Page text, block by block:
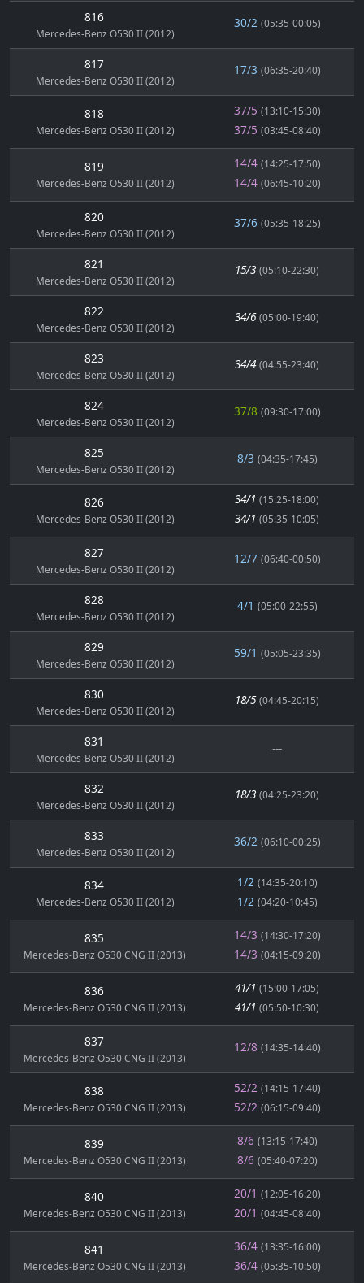
816
Mercedes-Benz O530 II (2012)
30/2 (05:35-00:05)
817
Mercedes-Benz O530 II (2012)
17/3 (06:35-20:40)
818
Mercedes-Benz O530 II (2012)
37/5 (13:10-15:30)
37/5 (03:45-08:40)
819
Mercedes-Benz O530 II (2012)
14/4 (14:25-17:50)
14/4 (06:45-10:20)
820
Mercedes-Benz O530 II (2012)
37/6 (05:35-18:25)
821
Mercedes-Benz O530 II (2012)
15/3 (05:10-22:30)
822
Mercedes-Benz O530 II (2012)
34/6 (05:00-19:40)
823
Mercedes-Benz O530 II (2012)
34/4 (04:55-23:40)
824
Mercedes-Benz O530 II (2012)
37/8 (09:30-17:00)
825
Mercedes-Benz O530 II (2012)
8/3 (04:35-17:45)
826
Mercedes-Benz O530 II (2012)
34/1 (15:25-18:00)
34/1 (05:35-10:05)
827
Mercedes-Benz O530 II (2012)
12/7 (06:40-00:50)
828
Mercedes-Benz O530 II (2012)
4/1 (05:00-22:55)
829
Mercedes-Benz O530 II (2012)
59/1 (05:05-23:35)
830
Mercedes-Benz O530 II (2012)
18/5 (04:45-20:15)
831
Mercedes-Benz O530 II (2012)
---
832
Mercedes-Benz O530 II (2012)
18/3 (04:25-23:20)
833
Mercedes-Benz O530 II (2012)
36/2 (06:10-00:25)
834
Mercedes-Benz O530 II (2012)
1/2 (14:35-20:10)
1/2 (04:20-10:45)
835
Mercedes-Benz O530 CNG II (2013)
14/3 (14:30-17:20)
14/3 (04:15-09:20)
836
Mercedes-Benz O530 CNG II (2013)
41/1 (15:00-17:05)
41/1 (05:50-10:30)
837
Mercedes-Benz O530 CNG II (2013)
12/8 (14:35-14:40)
838
Mercedes-Benz O530 CNG II (2013)
52/2 (14:15-17:40)
52/2 (06:15-09:40)
839
Mercedes-Benz O530 CNG II (2013)
8/6 (13:15-17:40)
8/6 (05:40-07:20)
840
Mercedes-Benz O530 CNG II (2013)
20/1 (12:05-16:20)
20/1 (04:45-08:40)
841
Mercedes-Benz O530 CNG II (2013)
36/4 (13:35-16:00)
36/4 (05:35-10:50)